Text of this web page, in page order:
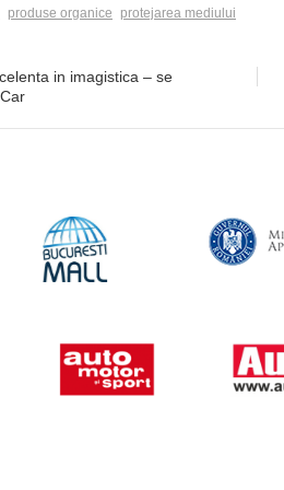
produse organice protejarea mediului
in imagistica – se